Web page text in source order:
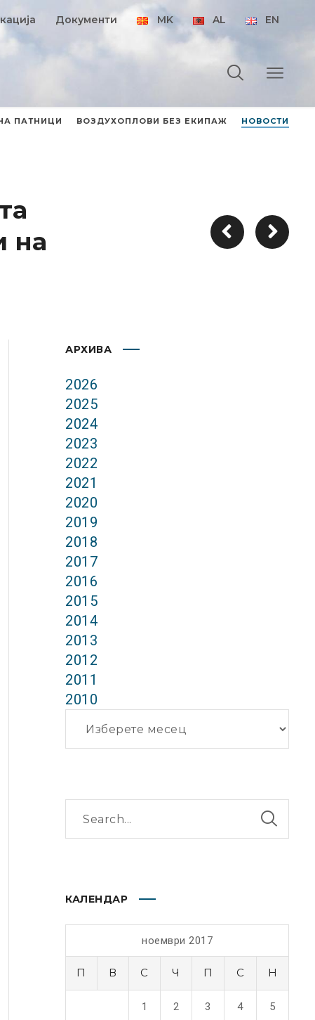
Документи MK AL EN
ПАТНИЦИ ВОЗДУХОПЛОВИ БЕЗ ЕКИПАЖ НОВОСТИ
на
АРХИВА
2026
2025
2024
2023
2022
2021
2020
2019
2018
2017
2016
2015
2014
2013
2012
2011
2010
КАЛЕНДАР
ноември 2017
П В С Ч П С Н
1 2 3 4 5